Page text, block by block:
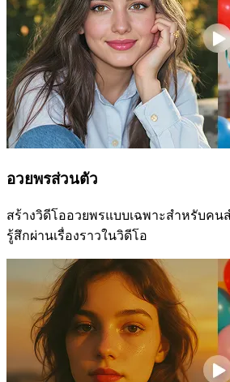
อวยพรส่วนตัว
สร้างวิดีโออวยพรแบบเฉพาะสำหรับค
รู้สึกผ่านเรื่องราวในวิดีโอ